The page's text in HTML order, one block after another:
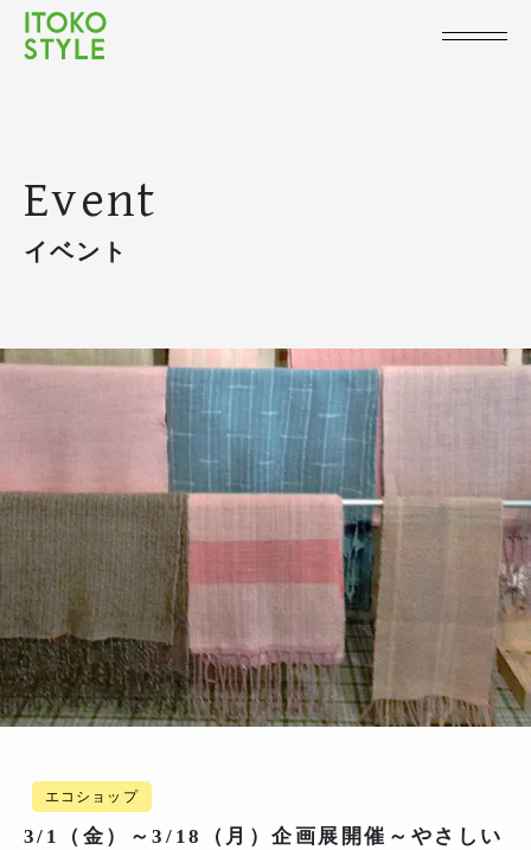
Event
イベント
エコショップ
3/1（金）～3/18（月）企画展開催～やさしい